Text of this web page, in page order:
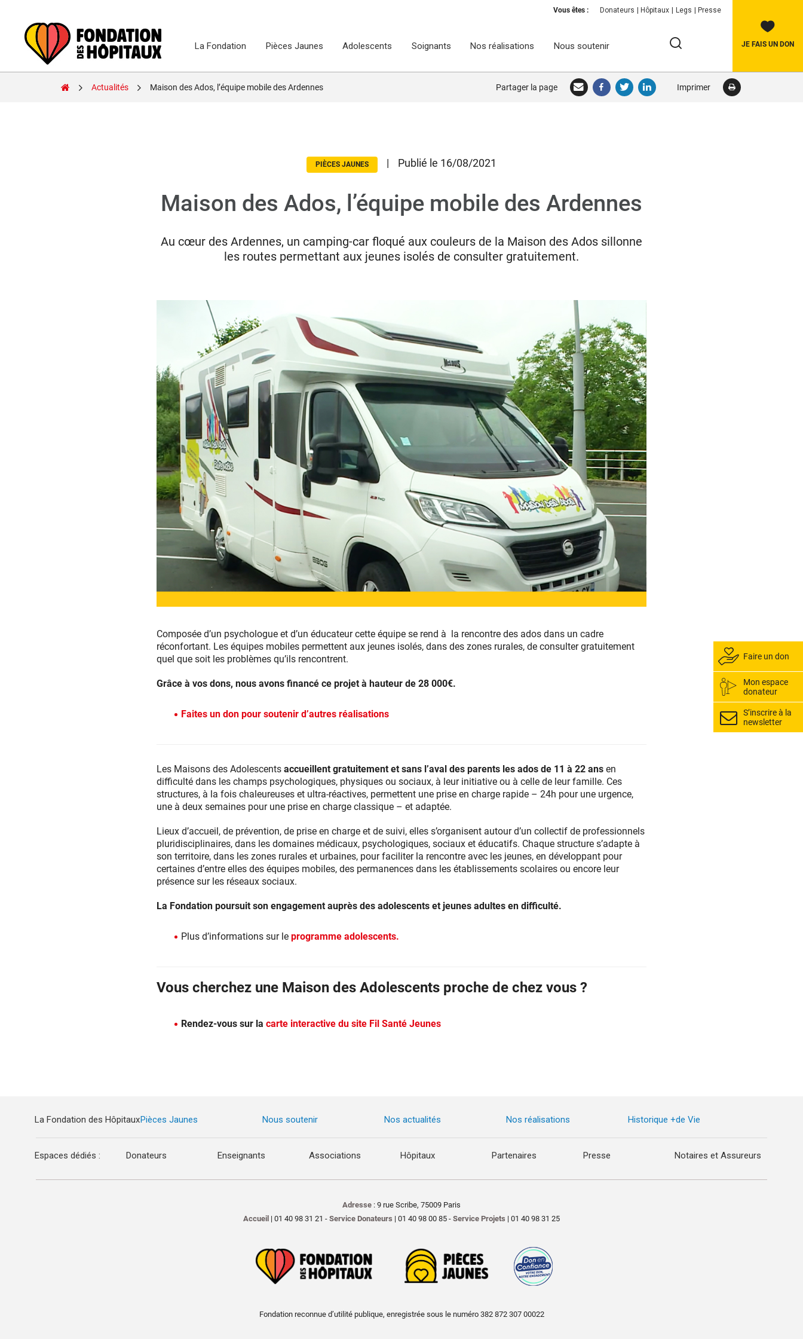
Vous êtes : Donateurs Hôpitaux Legs Presse
La Fondation Pièces Jaunes Adolescents Soignants Nos réalisations Nous soutenir
RECHERCHER
JE FAIS UN DON
Actualités Maison des Ados, l’équipe mobile des Ardennes Partager la page Imprimer
PIÈCES JAUNES | Publié le 16/08/2021
Maison des Ados, l’équipe mobile des Ardennes
Au cœur des Ardennes, un camping-car floqué aux couleurs de la Maison des Ados sillonne
les routes permettant aux jeunes isolés de consulter gratuitement.
Composée d’un psychologue et d’un éducateur cette équipe se rend à la rencontre des ados dans un cadre
réconfortant. Les équipes mobiles permettent aux jeunes isolés, dans des zones rurales, de consulter gratuitement
quel que soit les problèmes qu’ils rencontrent.
Grâce à vos dons, nous avons financé ce projet à hauteur de 28 000€.
Faites un don pour soutenir d’autres réalisations
Les Maisons des Adolescents accueillent gratuitement et sans l’aval des parents les ados de 11 à 22 ans en
difficulté dans les champs psychologiques, physiques ou sociaux, à leur initiative ou à celle de leur famille. Ces
structures, à la fois chaleureuses et ultra-réactives, permettent une prise en charge rapide – 24h pour une urgence,
une à deux semaines pour une prise en charge classique – et adaptée.
Lieux d’accueil, de prévention, de prise en charge et de suivi, elles s’organisent autour d’un collectif de professionnels
pluridisciplinaires, dans les domaines médicaux, psychologiques, sociaux et éducatifs. Chaque structure s’adapte à
son territoire, dans les zones rurales et urbaines, pour faciliter la rencontre avec les jeunes, en développant pour
certaines d’entre elles des équipes mobiles, des permanences dans les établissements scolaires ou encore leur
présence sur les réseaux sociaux.
La Fondation poursuit son engagement auprès des adolescents et jeunes adultes en difficulté.
Plus d’informations sur le programme adolescents.
Vous cherchez une Maison des Adolescents proche de chez vous ?
Rendez-vous sur la carte interactive du site Fil Santé Jeunes
Faire un don
Mon espace
donateur
S’inscrire à la
newsletter
La Fondation des HôpitauxPièces Jaunes Nous soutenir Nos actualités Nos réalisations Historique +de Vie
Espaces dédiés : Donateurs Enseignants Associations Hôpitaux Partenaires Presse Notaires et Assureurs
Adresse : 9 rue Scribe, 75009 Paris
Accueil | 01 40 98 31 21 - Service Donateurs | 01 40 98 00 85 - Service Projets | 01 40 98 31 25
Fondation reconnue d’utilité publique, enregistrée sous le numéro 382 872 307 00022